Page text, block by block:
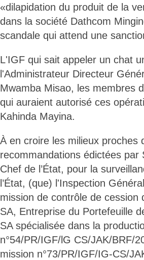
«dilapidation du produit de la
dans la société Dathcom
scandale qui attend une
L'IGF qui sait appeler un chat
l'Administrateur Directeur
Mwamba Misao, les membres
qui auraient autorisé ces
Kahinda Mayina.
À en croire les milieux proches
recommandations édictées
Chef de l’État, pour la
l’État, (que) l'Inspection
mission de contrôle de cession
SA, Entreprise du Portefeuille
SA spécialisée dans la
n°54/PR/IGF/lG CS/JAK/BRF/
mission n°73/PR/IGF/IG-CS/